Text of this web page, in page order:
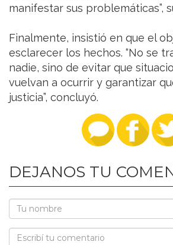
manifestar sus problemáticas”,
Finalmente, insistió en que el
esclarecer los hechos. “No se
nadie, sino de evitar que
vuelvan a ocurrir y garantizar
justicia”, concluyó.
DEJANOS TU